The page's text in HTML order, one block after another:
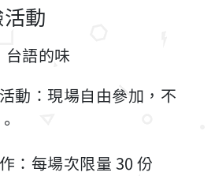
動
台語的味
動：現場自由參加，不
：每場次限量 30 份